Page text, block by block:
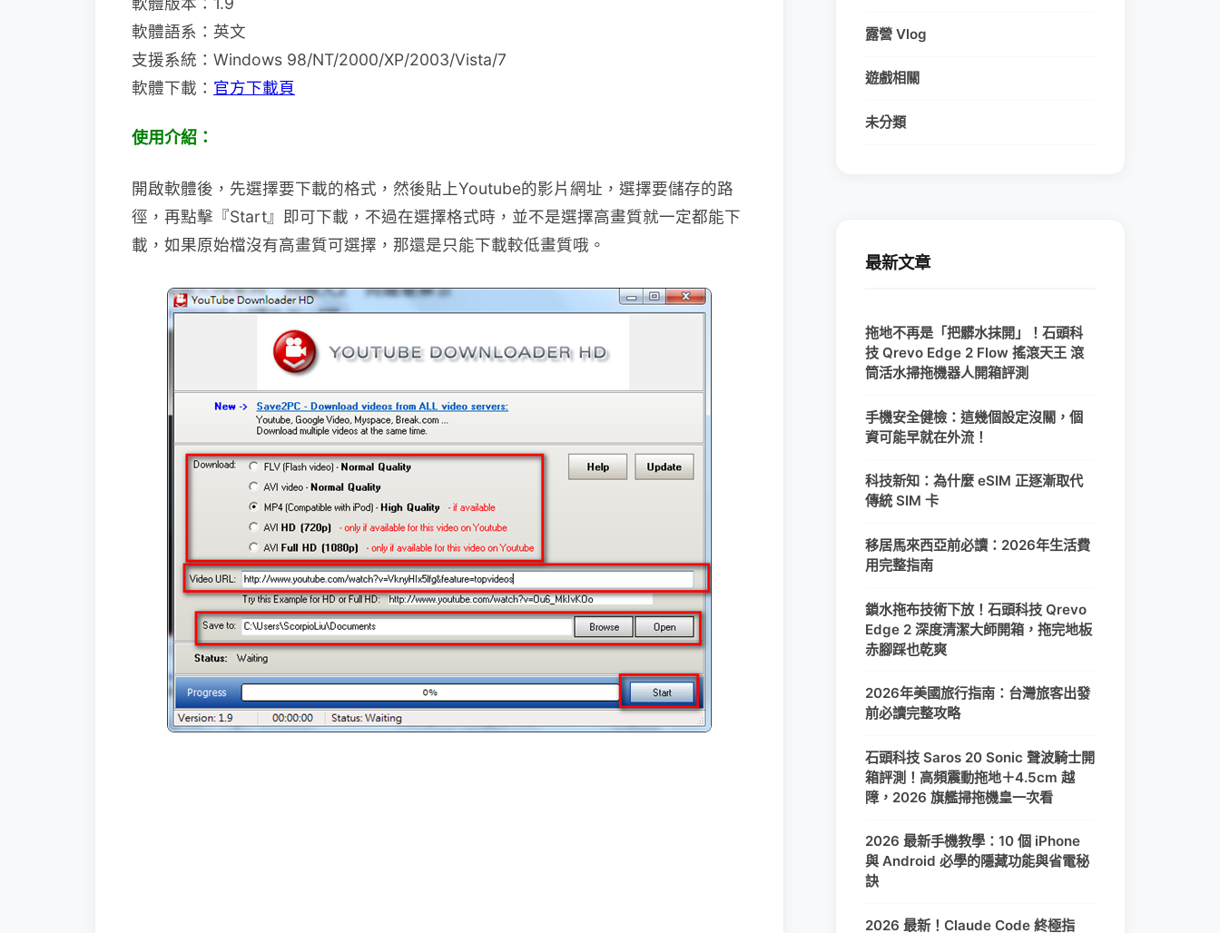
軟體語系：英文
支援系統：Windows 98/NT/2000/XP/2003/Vista/7
軟體下載： 官方下載頁
使用介紹：
開啟軟體後，先選擇要下載的格式，然後貼上Youtube的影片網址，選擇要儲存的路
徑，再點擊『Start』即可下載，不過在選擇格式時，並不是選擇高畫質就一定都能下
載，如果原始檔沒有高畫質可選擇，那還是只能下載較低畫質哦。
露營 Vlog
遊戲相關
未分類
最新文章
拖地不再是「把髒水抹開」！石頭科
技 Qrevo Edge 2 Flow 搖滾天王 滾
筒活水掃拖機器人開箱評測
手機安全健檢：這幾個設定沒關，個
資可能早就在外流！
科技新知：為什麼 eSIM 正逐漸取代
傳統 SIM 卡
移居馬來西亞前必讀：2026年生活費
用完整指南
鎖水拖布技術下放！石頭科技 Qrevo
Edge 2 深度清潔大師開箱，拖完地板
赤腳踩也乾爽
2026年美國旅行指南：台灣旅客出發
前必讀完整攻略
石頭科技 Saros 20 Sonic 聲波騎士開
箱評測！高頻震動拖地＋4.5cm 越
障，2026 旗艦掃拖機皇一次看
2026 最新手機教學：10 個 iPhone
與 Android 必學的隱藏功能與省電秘
訣
2026 最新！Claude Code 終極指